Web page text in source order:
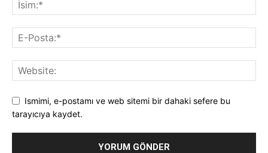
Ismimi, e-postamı ve web sitemi bir dahaki sefere bu
tarayıcıya kaydet.